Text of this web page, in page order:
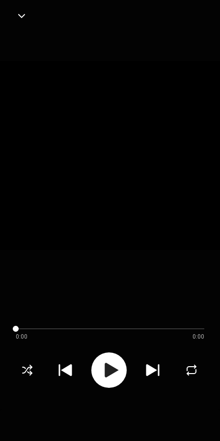
0:00 0:00